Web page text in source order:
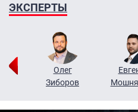
ЭКСПЕРТЫ
Олег
Зиборов